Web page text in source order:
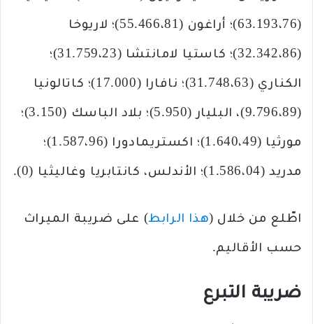
(63.193،76)؛ أراغون (55.466،81)؛ لاريوخا
(32.342،86)؛ كاستيا لامانتشا (31.759،23)؛
الكناري (31.748،63)؛ نافارا (17.000)؛ كاتالونيا
(9.796،89)، البليار (5.950)؛ بلاد الباسك (3.150)؛
مورثيا (1.640،49)؛ اكستريمادورا (1.587،96)؛
مدريد (1.586،04)؛ الأندلس، كانتابريا وغاليثيا (0).
اطّلع من خلال (هذا الرابط) على ضريبة الميراث
حسب الأقاليم.
ضريبة التبرع